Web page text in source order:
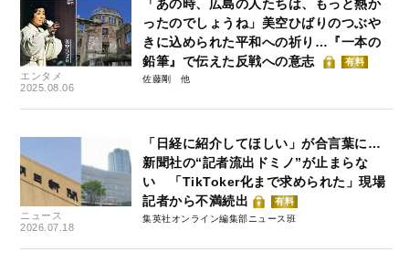
エンタメ
2025.08.06
「あの時、広島の人たちは、もっと熱か
ったのでしょうね」美空ひばりのつぶや
きに込められた平和への祈り…『一本の
鉛筆』で伝えた反戦への意志
有料
佐藤剛
ニュース
2026.07.18
「日経に紹介してほしい」が合言葉に…
新聞社の“記者流出ドミノ”が止まらな
い 「TikToker化まで求められた」現場
記者から不満続出
有料
集英社オンライン編集部ニュース班